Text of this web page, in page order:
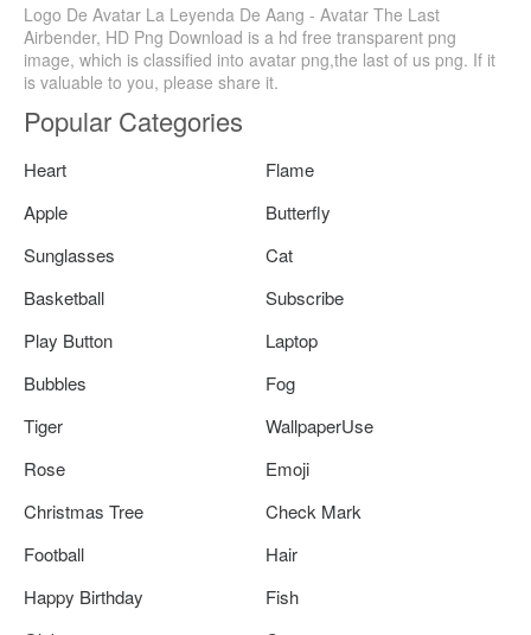
Logo De Avatar La Leyenda De Aang - Avatar The Last
Airbender, HD Png Download is a hd free transparent png
image, which is classified into avatar png,the last of us png. If it
is valuable to you, please share it.
Popular Categories
Heart
Flame
Apple
Butterfly
Sunglasses
Cat
Basketball
Subscribe
Play Button
Laptop
Bubbles
Fog
Tiger
WallpaperUse
Rose
Emoji
Christmas Tree
Check Mark
Football
Hair
Happy Birthday
Fish